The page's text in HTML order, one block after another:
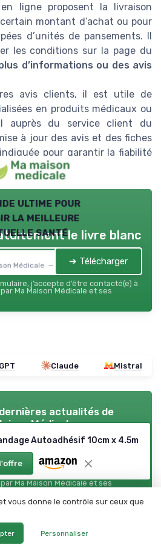
ligne proposent la livraison
montant d’achat ou pour
d’unités de pansements. Il
les conditions sur la page du
d’informations ou des avis
avis clients, il est utile de
en produits médicaux ou
auprès du service client du
à jour des avis et des fiches
pour garantir la fiabilité
ultime pour
la meilleure
santé
Médicale — 2026
le livre blanc
➔ Télécharger
j’accepte d’être contacté(e) à
Ma Maison Médicale et ses
Claude Mistral
actualités de
Médicale
j’accepte d’être contacté(e) à
Ma Maison Médicale et ses
préférées sur Google
Autoadhésif 10cm x 4.5m
vous donne le contrôle sur ceux que
Personnaliser